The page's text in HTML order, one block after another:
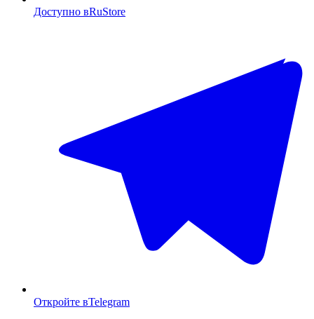
Доступно вRuStore
Откройте вTelegram